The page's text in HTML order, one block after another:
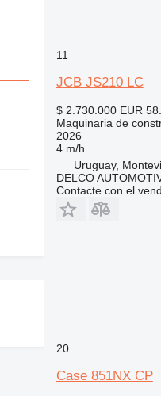
11
JCB JS210 LC
$ 2.730.000 EUR
Maquinaria de
2026
4 m/h
Uruguay,
DELCO
Contacte con el
20
Case 851NX CP